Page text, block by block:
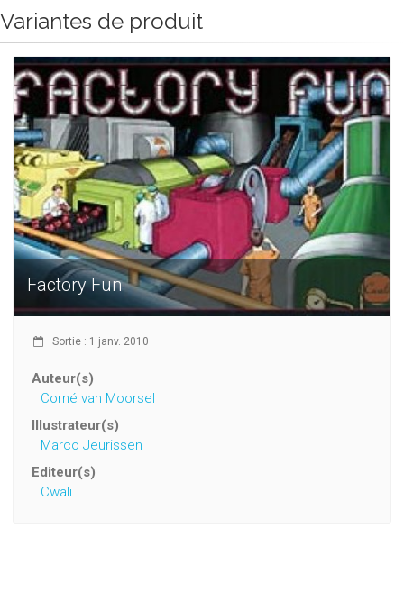
Variantes de produit
Factory Fun
Sortie : 1 janv. 2010
Auteur(s)
Corné van Moorsel
Illustrateur(s)
Marco Jeurissen
Editeur(s)
Cwali